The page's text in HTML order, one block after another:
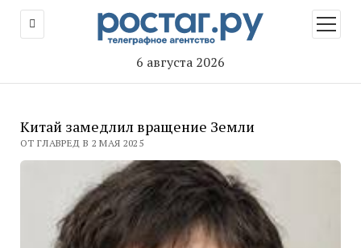
6 августа 2026
меню
Китай замедлил вращение Земли
ОТ ГЛАВРЕД В 2 МАЯ 2025